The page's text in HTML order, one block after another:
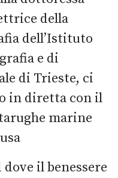
della
dell’Istituto
e di
di Trieste, ci
in diretta con il
marine
il benessere